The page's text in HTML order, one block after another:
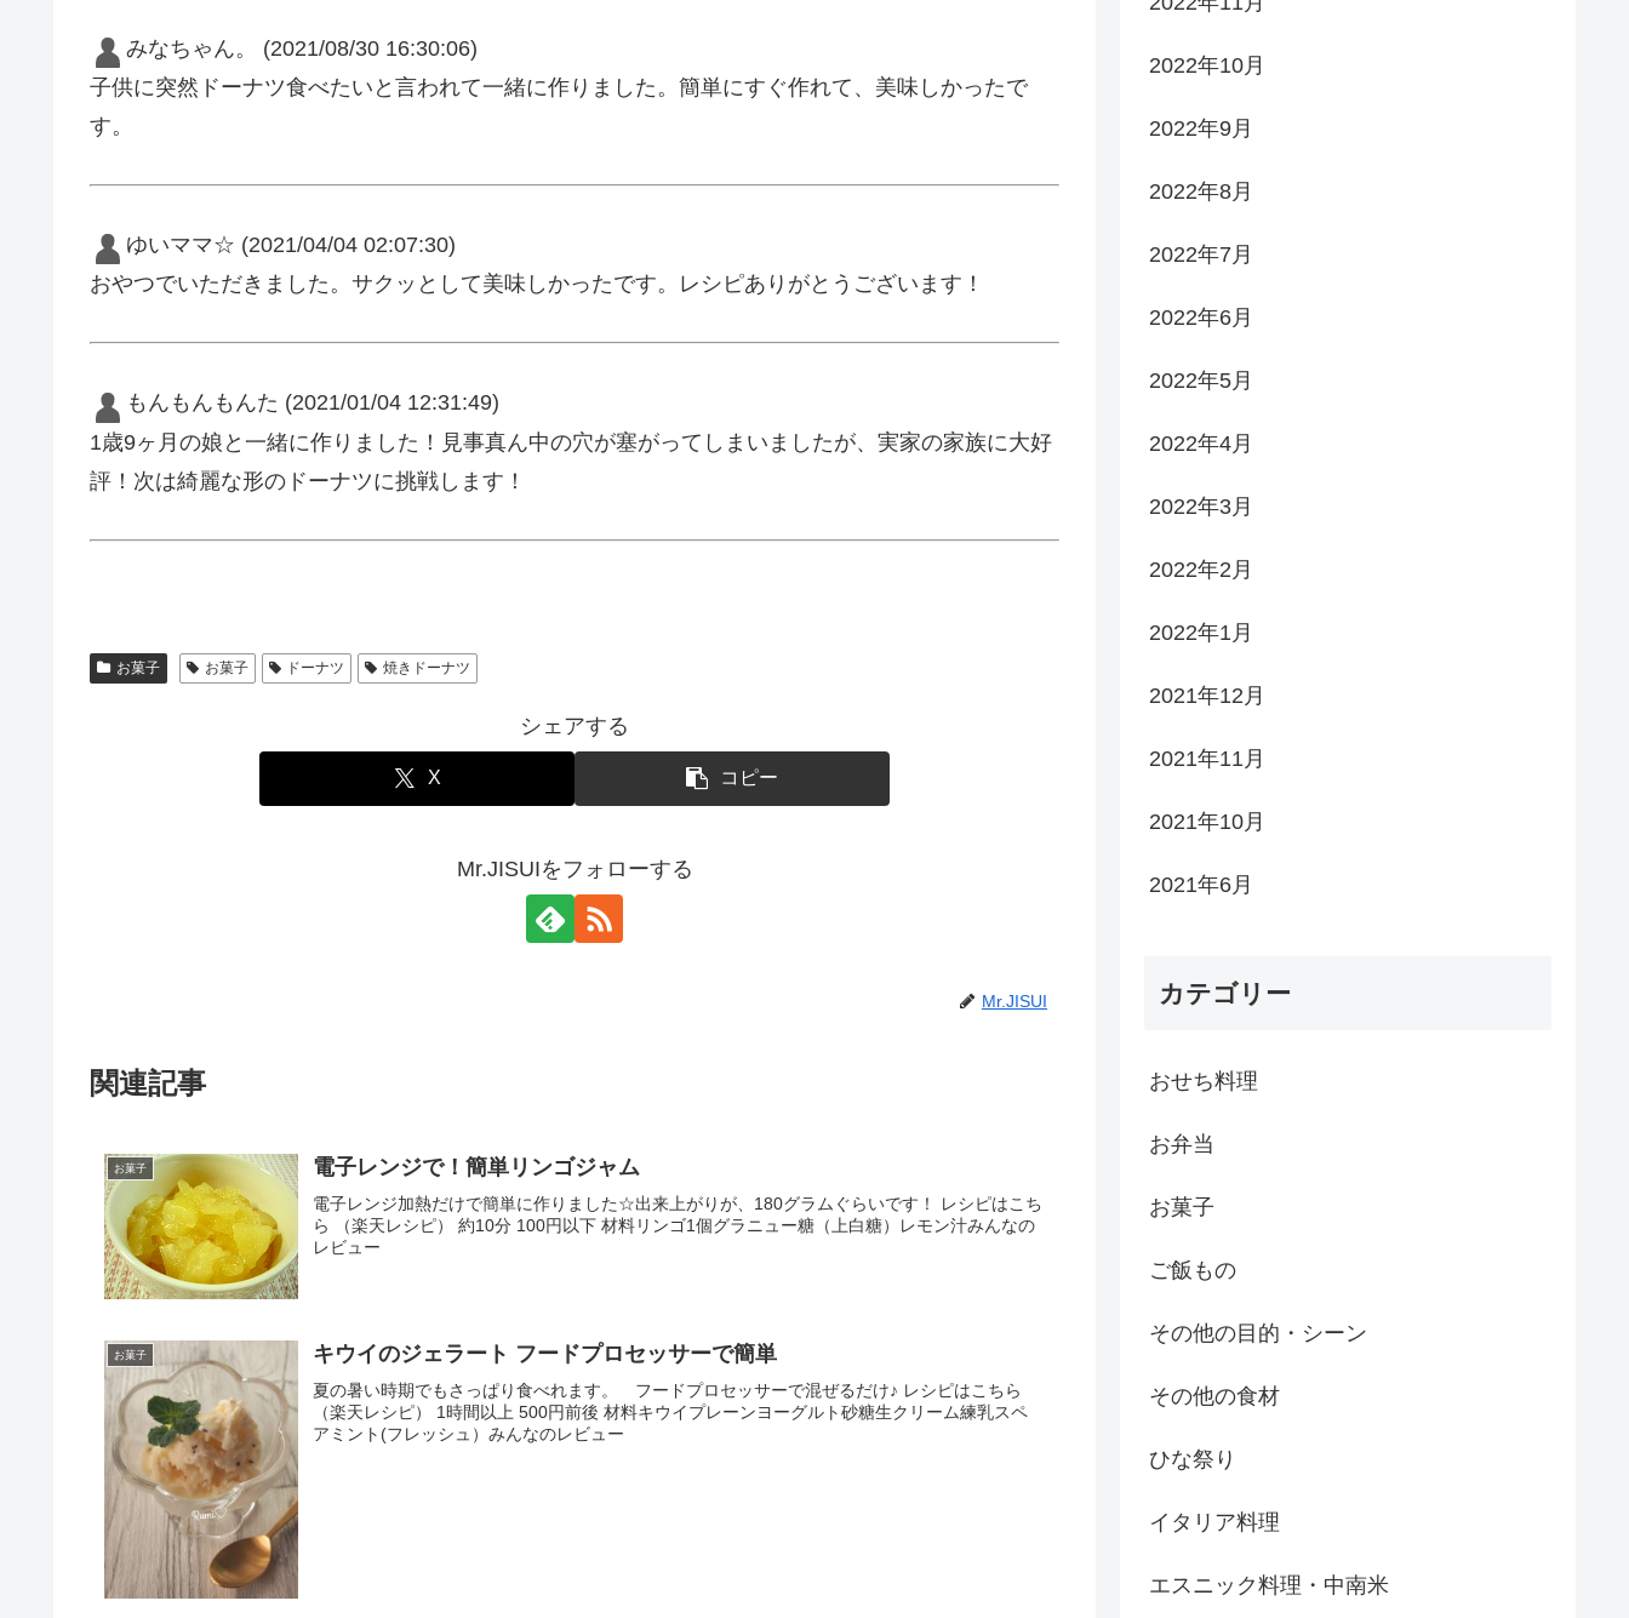
みなちゃん。
(2021/08/30 16:30:06)
子供に突然ドーナツ食べたいと言われて一緒に作りました。簡単にすぐ作れて、美味しかったで
す。
ゆいママ☆ (2021/04/04 02:07:30)
おやつでいただきました。サクッとして美味しかったです。レシピありがとうございます！
もんもんもんた (2021/01/04 12:31:49)
1歳9ヶ月の娘と一緒に作りました！見事真ん中の穴が塞がってしまいましたが、実家の家族に大好
評！次は綺麗な形のドーナツに挑戦します！
お菓子 お菓子 ドーナツ 焼きドーナツ
シェアする
X コピー
Mr.JISUIをフォローする
Mr.JISUI
関連記事
お菓子 電子レンジで！簡単リンゴジャム
電子レンジ加熱だけで簡単に作りました☆出来上がりが、180グラムぐらいです！ レシピはこち
ら （楽天レシピ） 約10分 100円以下 材料リンゴ1個グラニュー糖（上白糖）レモン汁みんなの
レビュー
お菓子 キウイのジェラート フードプロセッサーで簡単
夏の暑い時期でもさっぱり食べれます。 フードプロセッサーで混ぜるだけ♪ レシピはこちら
（楽天レシピ） 1時間以上 500円前後 材料キウイプレーンヨーグルト砂糖生クリーム練乳スペ
アミント(フレッシュ）みんなのレビュー
2022年10月
2022年9月
2022年8月
2022年7月
2022年6月
2022年5月
2022年4月
2022年3月
2022年2月
2022年1月
2021年12月
2021年11月
2021年10月
2021年6月
カテゴリー
おせち料理
お弁当
お菓子
ご飯もの
その他の目的・シーン
その他の食材
ひな祭り
イタリア料理
エスニック料理・中南米